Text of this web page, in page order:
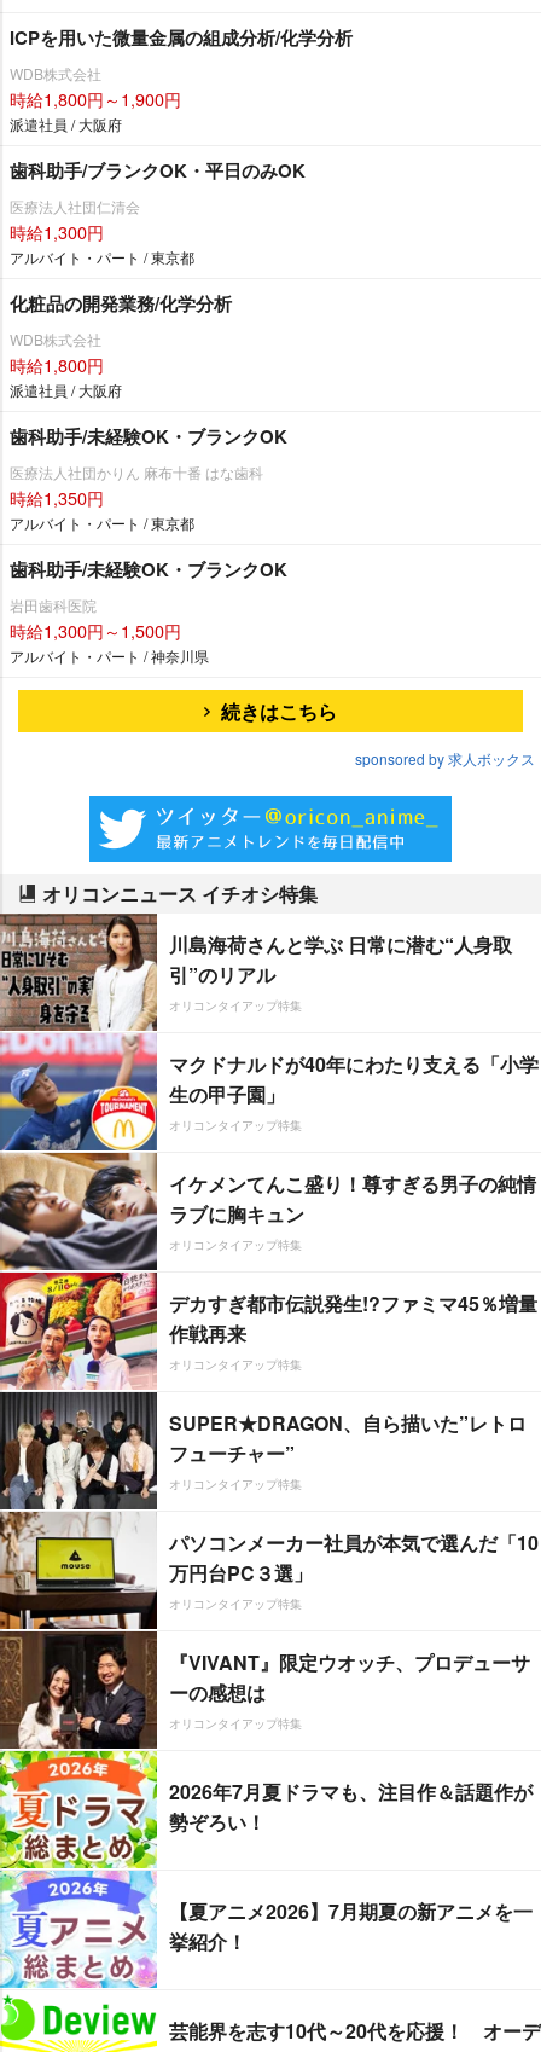
ICPを用いた微量金属の組成分析/化学分析
WDB株式会社
時給1,800円～1,900円
派遣社員 / 大阪府
歯科助手/ブランクOK・平日のみOK
医療法人社団仁清会
時給1,300円
アルバイト・パート / 東京都
化粧品の開発業務/化学分析
WDB株式会社
時給1,800円
派遣社員 / 大阪府
歯科助手/未経験OK・ブランクOK
医療法人社団かりん 麻布十番 はな歯科
時給1,350円
アルバイト・パート / 東京都
歯科助手/未経験OK・ブランクOK
田歯科医院
時給1,300円～1,500円
アルバイト・パート / 神奈川県
続きはこちら
sponsored by 求人ボックス
オリコンニュース イチオシ特集
川島海荷さんと学ぶ 日常に潜む“人身取
引”のリアル
オリコンタイアップ特集
マクドナルドが40年にわたり支える「小学
生の甲子園」
オリコンタイアップ特集
イケメンてんこ盛り！尊すぎる男子の純情
ラブに胸キュン
オリコンタイアップ特集
デカすぎ都市伝説発生!?ファミマ45％増量
作戦再来
オリコンタイアップ特集
SUPER★DRAGON、自ら描いた”レトロ
フューチャー”
オリコンタイアップ特集
パソコンメーカー社員が本気で選んだ「10
万円台PC３選」
オリコンタイアップ特集
『VIVANT』限定ウオッチ、プロデューサ
ーの感想は
オリコンタイアップ特集
2026年7月夏ドラマも、注目作＆話題作が
勢ぞろい！
【夏アニメ2026】7月期夏の新アニメを一
挙紹介！
芸能界を志す10代～20代を応援！ オーデ